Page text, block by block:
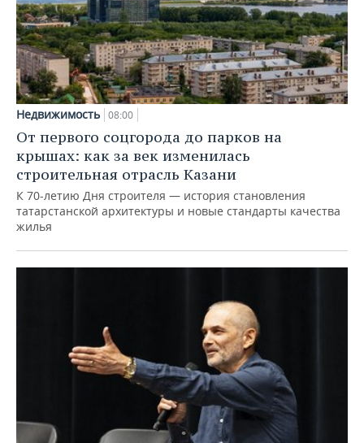
Недвижимость 08:00
От первого соцгорода до парков на
крышах: как за век изменилась
строительная отрасль Казани
К 70-летию Дня строителя — история становления
татарстанской архитектуры и новые стандарты качества
жилья